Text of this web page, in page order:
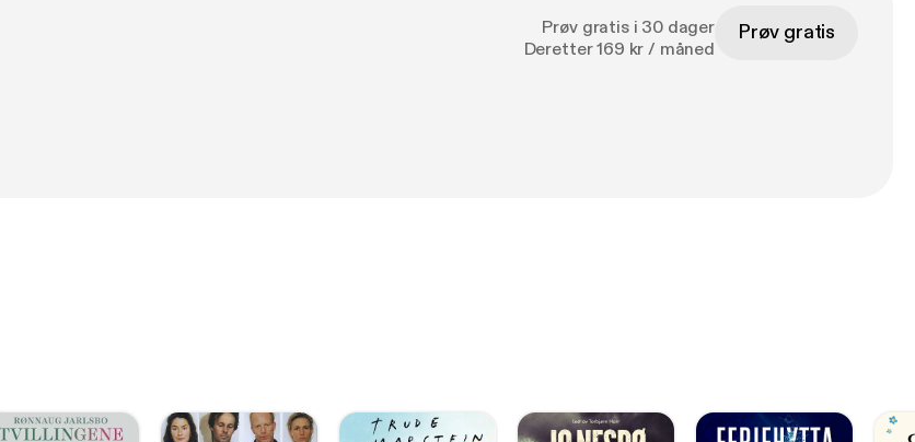
Prøv gratis i 30 dager
Deretter 169 kr / måned
Prøv gratis